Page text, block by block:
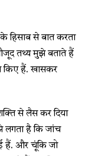
हिसाब से बात करता
तथ्य मुझे बताते हैं
किए हैं. खासकर
से लैस कर दिया
लगता है कि जांच
हैं. और चूंकि जो